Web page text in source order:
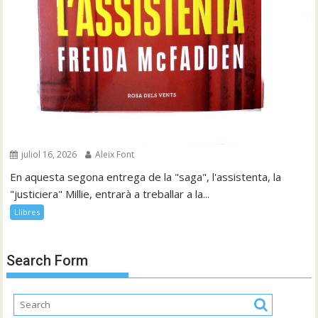
juliol 16, 2026 Aleix Font
En aquesta segona entrega de la "saga", l'assistenta, la
"justiciera" Millie, entrarà a treballar a la...
Llibres
Search Form